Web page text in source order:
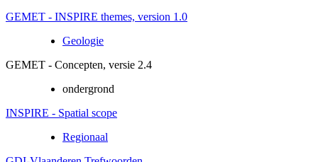
GEMET - INSPIRE themes, version 1.0
Geologie
GEMET - Concepten, versie 2.4
ondergrond
INSPIRE - Spatial scope
Regionaal